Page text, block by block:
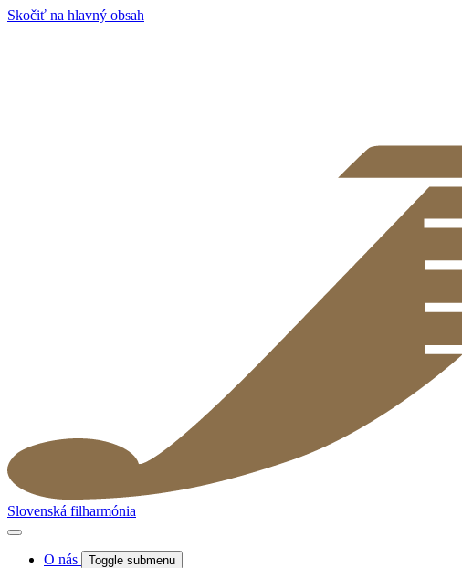
Skočiť na hlavný obsah
Slovenská filharmónia
O nás Toggle submenu